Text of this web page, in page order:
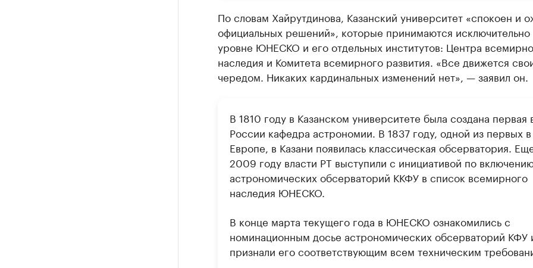
По словам Хайрутдинова, Казанский университет «спокоен и
официальных решений», которые принимаются исключительно
уровне ЮНЕСКО и его отдельных институтов: Центра
наследия и Комитета всемирного развития. «Все движется
чередом. Никаких кардинальных изменений нет», — заявил он.
В 1810 году в Казанском университете была создана первая
России кафедра астрономии. В 1837 году, одной из первых в
Европе, в Казани появилась классическая обсерватория.
2009 году власти РТ выступили с инициативой по
астрономических обсерваторий ККФУ в список всемирного
наследия ЮНЕСКО.
В конце марта текущего года в ЮНЕСКО ознакомились с
номинационным досье астрономических обсерваторий КФУ
признали его соответствующим всем техническим